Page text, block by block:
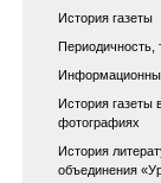
История газеты
Периодичность,
История газеты
фотографиях
История
объединения